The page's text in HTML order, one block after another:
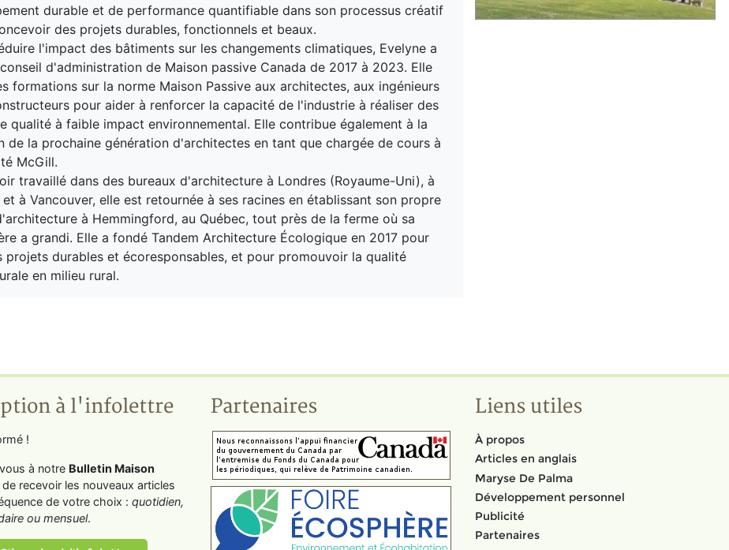
durable et de performance quantifiable dans son processus créatif
des projets durables, fonctionnels et beaux.
l'impact des bâtiments sur les changements climatiques, Evelyne a
d'administration de Maison passive Canada de 2017 à 2023. Elle
formations sur la norme Maison Passive aux architectes, aux ingénieurs
pour aider à renforcer la capacité de l'industrie à réaliser des
qualité à faible impact environnemental. Elle contribue également à la
de la prochaine génération d'architectes en tant que chargée de cours à
McGill.
travaillé dans des bureaux d'architecture à Londres (Royaume-Uni), à
à Vancouver, elle est retournée à ses racines en établissant son propre
à Hemmingford, au Québec, tout près de la ferme où sa
a grandi. Elle a fondé Tandem Architecture Écologique en 2017 pour
projets durables et écoresponsables, et pour promouvoir la qualité
en milieu rural.
à l'infolettre
!
à notre Bulletin Maison
de recevoir les nouveaux articles
de votre choix : quotidien,
ou mensuel.
Partenaires Liens utiles
À propos
Articles en anglais
Maryse De Palma
Développement personnel
Publicité
Partenaires